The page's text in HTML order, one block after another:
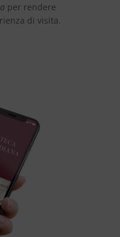
per rendere
di visita.